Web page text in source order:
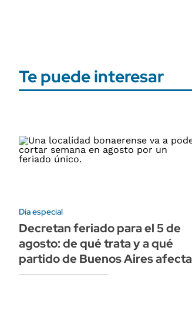
Te puede interesar
Día especial
Decretan feriado para el 5 de
agosto: de qué trata y a qué
partido de Buenos Aires afecta